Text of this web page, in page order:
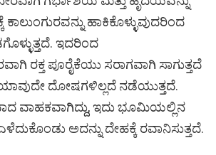
ಕಾಲುಂಗುರವನ್ನು ಹಾಕಿಕೊಳ್ಳುವುದರಿಂದ
ಇದರಿಂದ
ರಕ್ತ ಪೂರೈಕೆಯು ಸರಾಗವಾಗಿ ಸಾಗುತ್ತದೆ
ಯಾವುದೇ ದೋಷಗಳಿಲ್ಲದೆ ನಡೆಯುತ್ತದೆ.
ವಾಹಕವಾಗಿದ್ದು, ಇದು ಭೂಮಿಯಲ್ಲಿನ
ಅದನ್ನು ದೇಹಕ್ಕೆ ರವಾನಿಸುತ್ತದೆ.